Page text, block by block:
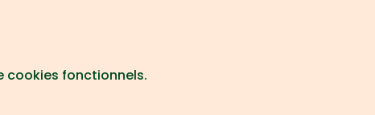
cookies fonctionnels.